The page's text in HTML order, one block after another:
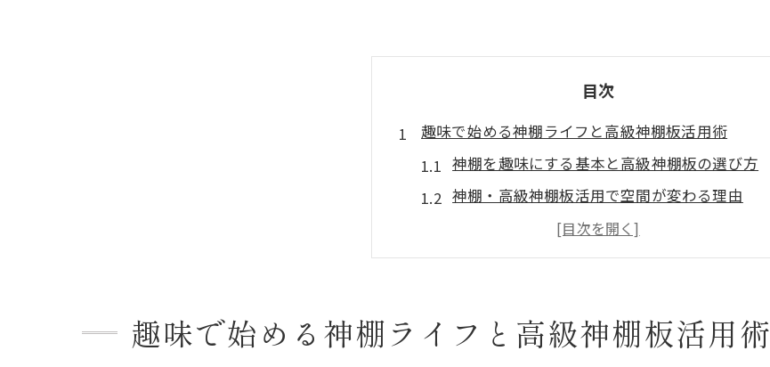
目次
趣味で始める神棚ライフと高級神棚板活用術
神棚を趣味にする基本と高級神棚板の選び方
神棚・高級神棚板活用で空間が変わる理由
趣味の神棚設置で守りたいタブーと注意点
神棚のカネタ製品が趣味に最適な理由を解説
神棚のカネタ品質が叶える清浄な暮らし方
神棚のカネタが提供する清浄空間のつくり方
趣味で始める神棚ライフと高級神棚板活用術